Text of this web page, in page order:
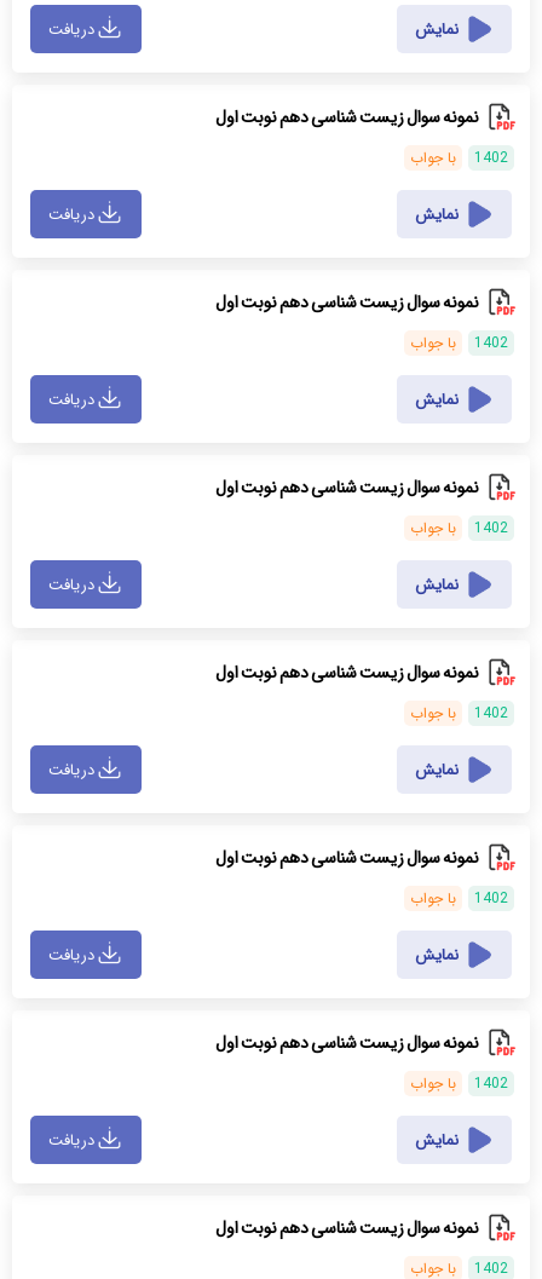
نمایش دریافت
نمونه سوال زیست شناسی دهم نوبت اول
1402 با جواب
نمایش دریافت
نمونه سوال زیست شناسی دهم نوبت اول
1402 با جواب
نمایش دریافت
نمونه سوال زیست شناسی دهم نوبت اول
1402 با جواب
نمایش دریافت
نمونه سوال زیست شناسی دهم نوبت اول
1402 با جواب
نمایش دریافت
نمونه سوال زیست شناسی دهم نوبت اول
1402 با جواب
نمایش دریافت
نمونه سوال زیست شناسی دهم نوبت اول
1402 با جواب
نمایش دریافت
نمونه سوال زیست شناسی دهم نوبت اول
1402 با جواب